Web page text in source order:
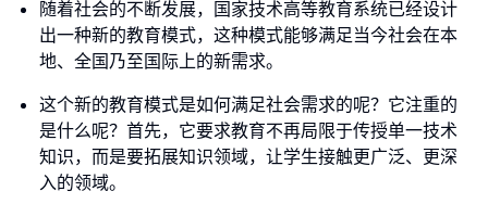
随着社会的不断发展，国家技术高等教育系统已经设计
出一种新的教育模式，这种模式能够满足当今社会在本
地、全国乃至国际上的新需求。
这个新的教育模式是如何满足社会需求的呢？它注重的
是什么呢？首先，它要求教育不再局限于传授单一技术
知识，而是要拓展知识领域，让学生接触更广泛、更深
入的领域。